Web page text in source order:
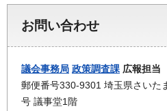
お問い合わせ
議会事務局 政策調査課 広報担当
郵便番号330-9301 埼玉県さいた
号 議事堂1階